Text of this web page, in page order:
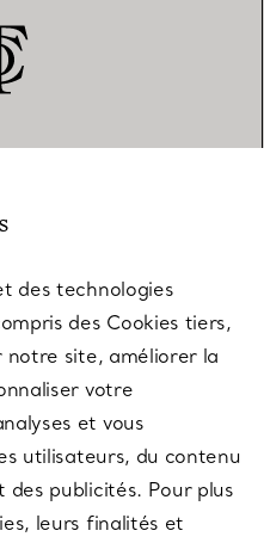
des technologies
des Cookies tiers,
notre site, améliorer la
votre
et vous
utilisateurs, du contenu
publicités. Pour plus
leurs finalités et